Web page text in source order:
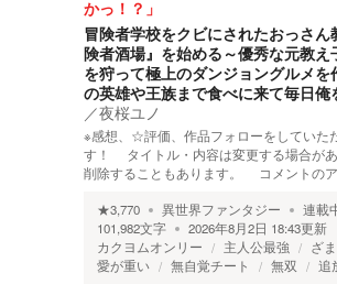
かっ！？」
冒険者学校をクビにされたおっさん
険者酒場』を始める～優秀な元教
を狩って極上のダンジョングルメ
の英雄や王族まで食べに来て毎日
／夜桜ユノ
※感想、☆評価、作品フォローをしていた
す！ タイトル・内容は変更する場合が
削除することもあります。 コメントの
★3,770 異世界ファンタジー 連載
101,982文字 2026年8月2日 18:43更新
カクヨムオンリー
主人公最強 ざ
愛が重い
無自覚チート 無双 追